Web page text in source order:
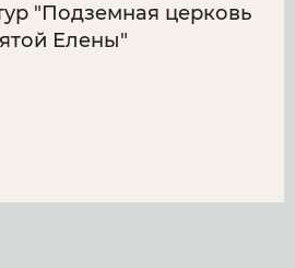
"Подземная церковь
Елены"